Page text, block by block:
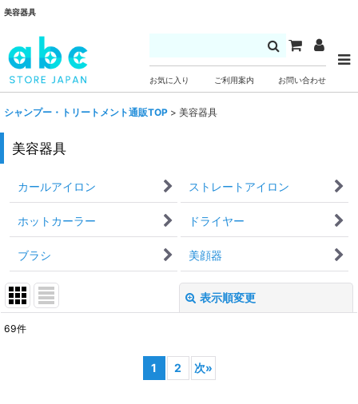
美容器具
お気に入り ご利用案内 お問い合わせ
シャンプー・トリートメント通販TOP > 美容器具
美容器具
カールアイロン ストレートアイロン
ホットカーラー ドライヤー
ブラシ 美顔器
表示順変更
69件
1 2 次»